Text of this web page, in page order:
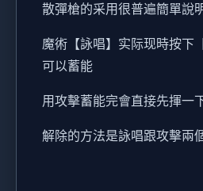
散彈槍的采用很普遍簡單說
魔術【詠唱】实际现時按下
可以蓄能
用攻擊蓄能完會直接先揮一
解除的方法是詠唱跟攻擊兩